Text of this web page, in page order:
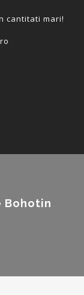
cantitati mari!
Bohotin